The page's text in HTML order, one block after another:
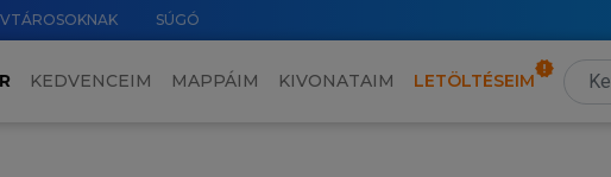
SÚGÓ
KEDVENCEIM MAPPÁIM KIVONATAIM LETÖLTÉSEIM